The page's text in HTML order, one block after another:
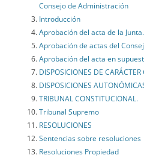
Consejo de Administración
Introducción
Aprobación del acta de la Junta.
Aprobación de actas del
Aprobación del acta en
DISPOSICIONES DE CARÁCTER
DISPOSICIONES
TRIBUNAL CONSTITUCIONAL.
Tribunal Supremo
RESOLUCIONES
Sentencias sobre resoluciones
Resoluciones Propiedad